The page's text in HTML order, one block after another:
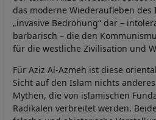
das moderne Wiederaufleben des
„invasive Bedrohung“ dar –
barbarisch – die den
für die westliche Zivilisation und
Für Aziz Al-Azmeh ist diese
Sicht auf den Islam nichts
Mythen, die von islamischen
Radikalen verbreitet werden.